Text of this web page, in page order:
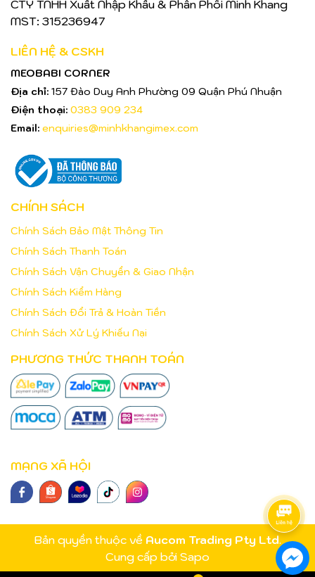
CTY TNHH Xuất Nhập Khẩu & Phân Phối Minh Khang
MST: 315236947
LIÊN HỆ & CSKH
MEOBABI CORNER
Địa chỉ: 157 Đào Duy Anh Phường 09 Quận Phú Nhuận
Điện thoại: 0383 909 234
Email: enquiries@minhkhangimex.com
CHÍNH SÁCH
Chính Sách Bảo Mật Thông Tin
Chính Sách Thanh Toán
Chính Sách Vận Chuyển & Giao Nhận
Chính Sách Kiểm Hàng
Chính Sách Đổi Trả & Hoàn Tiền
Chính Sách Xử Lý Khiếu Nại
PHƯƠNG THỨC THANH TOÁN
MẠNG XÃ HỘI
Bản quyền thuộc về Aucom Trading Pty Ltd.
Cung cấp bởi Sapo